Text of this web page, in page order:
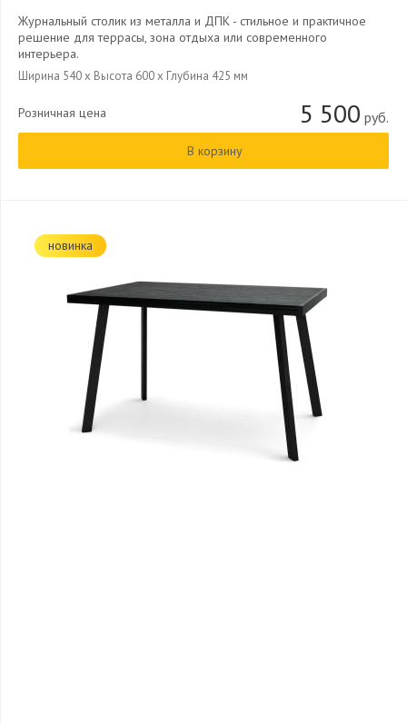
Журнальный столик из металла и ДПК - стильное и практичное
решение для террасы, зона отдыха или современного
интерьера.
Ширина 540 x Высота 600 x Глубина 425 мм
Розничная цена 5 500 руб.
В корзину
новинка